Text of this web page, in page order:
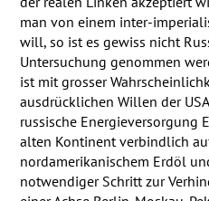
man von einem inter-
will, so ist es gewiss nicht
Untersuchung genommen
ist mit grosser
ausdrücklichen Willen der USA
russische Energieversorgung
alten Kontinent verbindlich
nordamerikanischem Erdöl
notwendiger Schritt zur